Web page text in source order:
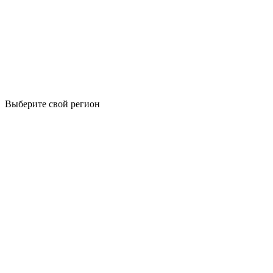
Выберите свой регион